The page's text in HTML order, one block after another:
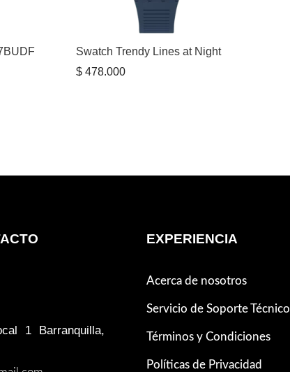
Swatch Trendy Lines at Night
$ 478.000
1 Barranquilla,
EXPERIENCIA
Acerca de nosotros
Servicio de Soporte Técnico
Términos y Condiciones
Políticas de Privacidad